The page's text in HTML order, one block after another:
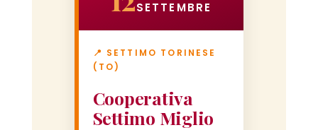
SETTEMBRE
📍 SETTIMO TORINESE
(TO)
Cooperativa
Settimo Miglio